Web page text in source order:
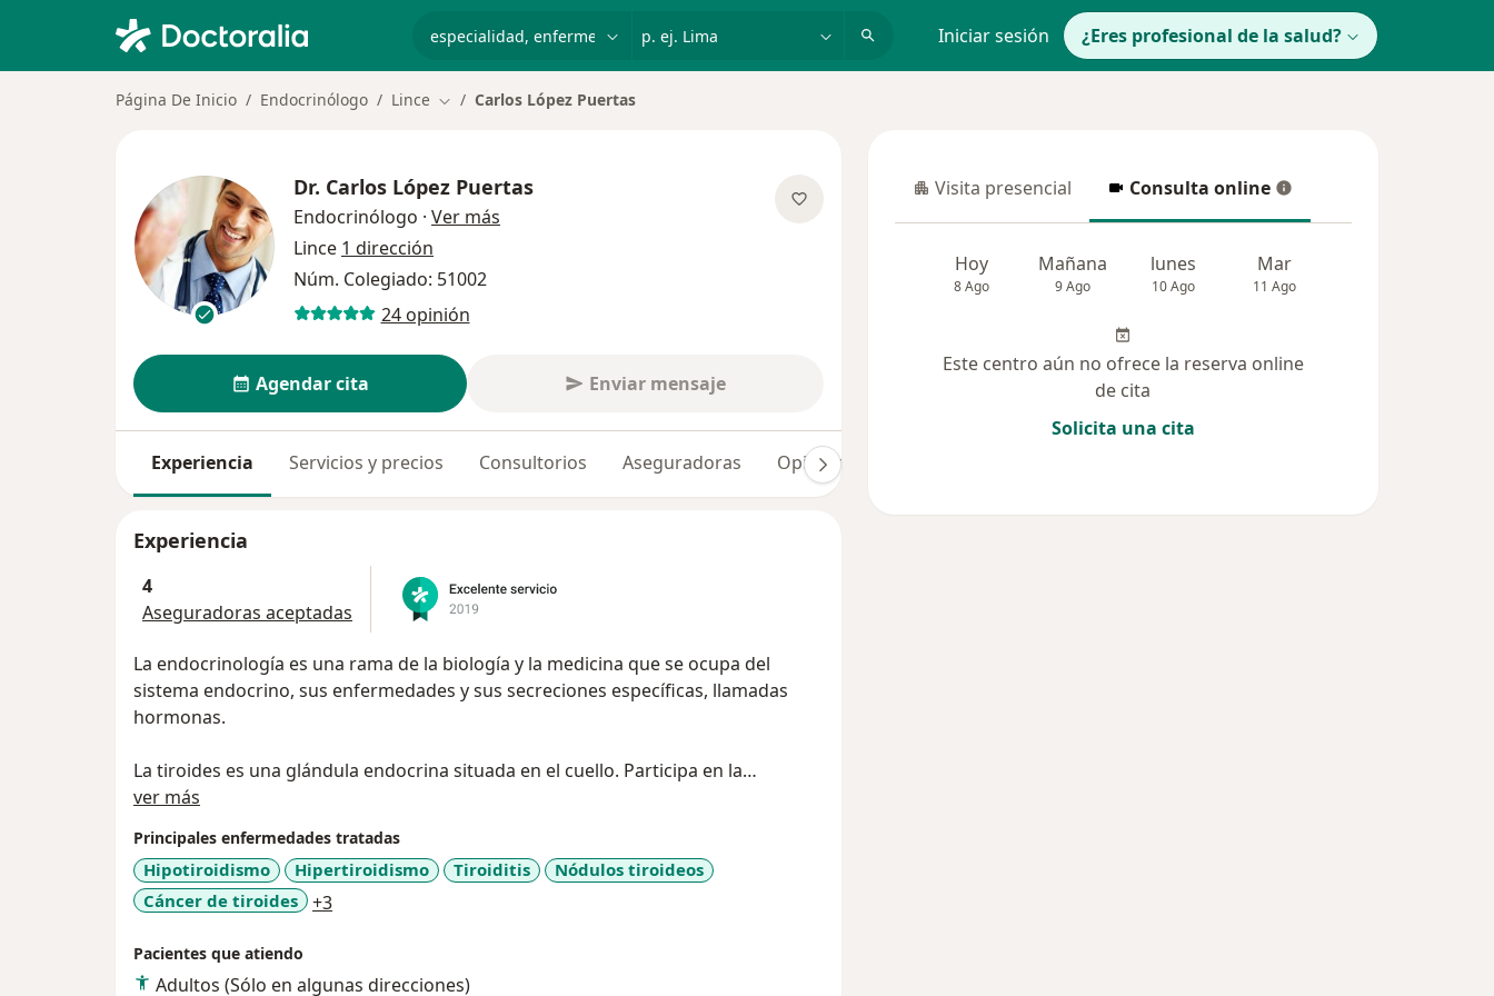
Iniciar sesión ¿Eres profesional de la salud?
Página De Inicio Endocrinólogo Lince Cambiar de ciudad
Carlos López Puertas
Dr. Carlos López Puertas
Endocrinólogo · Ver más
Lince 1 dirección
Núm. Colegiado: 51002
24 opinión
Agendar cita Enviar mensaje
Experiencia Servicios y precios Consultorios Aseguradoras Opiniones (24)
Experiencia
4
Aseguradoras aceptadas
La endocrinología es una rama de la biología y la medicina que se ocupa del
sistema endocrino, sus enfermedades y sus secreciones específicas, llamadas
hormonas.
La tiroides es una glándula endocrina situada en el cuello. Participa en la
producción de hormonas que regulan el metabolismo basal. La causa más
antitiroideos.
La ecografía es el método más fiable para la evaluación del nódulo tiroideo, que
constituye el despistaje oncológico.
ver más
Principales enfermedades tratadas
Hipotiroidismo Hipertiroidismo Tiroiditis
Nódulos tiroideos
Cáncer de tiroides
+3a11y_sr_more_diseases
Pacientes que atiendo
Adultos (Sólo en algunas direcciones)
Visita presencial
Visita presencial Consulta online
Consulta online
Hoy
8 Ago
Mañana
9 Ago
lunes
10 Ago
Mar
11 Ago
Este centro aún no ofrece la reserva online
de cita
Solicita una cita